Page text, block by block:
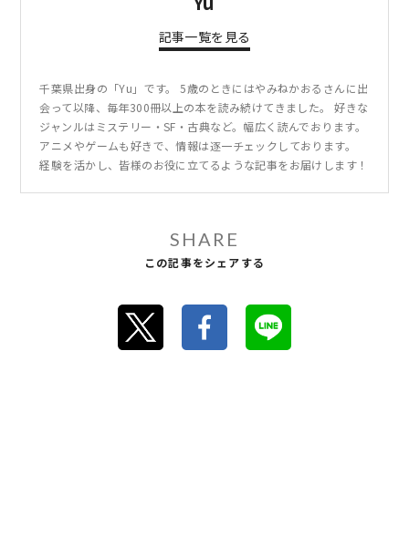
記事一覧を見る
千葉県出身の「Yu」です。 5歳のときにはやみねかおるさんに出
会って以降、毎年300冊以上の本を読み続けてきました。 好きな
ジャンルはミステリー・SF・古典など。幅広く読んでおります。
アニメやゲームも好きで、情報は逐一チェックしております。
経験を活かし、皆様のお役に立てるような記事をお届けします！
SHARE
この記事をシェアする